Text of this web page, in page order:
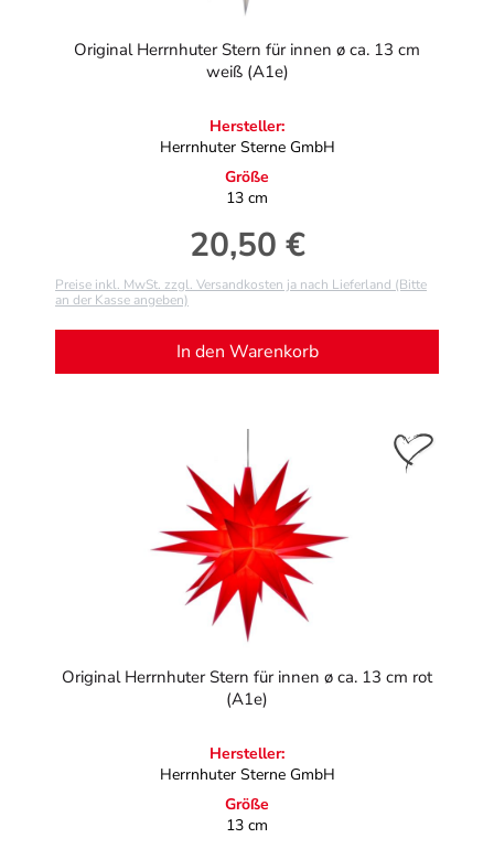
Original Herrnhuter Stern für innen ø ca. 13 cm
weiß (A1e)
Hersteller:
Herrnhuter Sterne GmbH
Größe
13 cm
Regulärer Preis:
20,50 €
Preise inkl. MwSt. zzgl. Versandkosten ja nach Lieferland (Bitte
an der Kasse angeben)
In den Warenkorb
Original Herrnhuter Stern für innen ø ca. 13 cm rot
(A1e)
Hersteller:
Herrnhuter Sterne GmbH
Größe
13 cm